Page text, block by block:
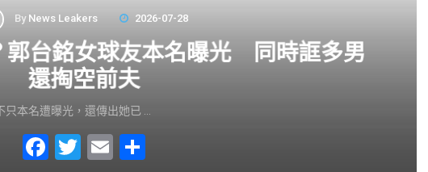
By News Leakers 2026-07-28
郭台銘女球友本名曝光 同時誆多男
還掏空前夫
本名遭曝光，還傳出她已 …
F
T E